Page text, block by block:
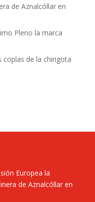
de Aznalcóllar en
Pleno la marca
coplas de la chirigota
Europea la
de Aznalcóllar en